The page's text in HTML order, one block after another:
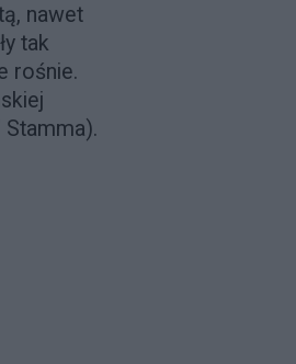
nawet
tak
rośnie.
Stamma).